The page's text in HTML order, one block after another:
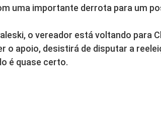
uma importante derrota para um
o vereador está voltando para
o apoio, desistirá de disputar a
é quase certo.